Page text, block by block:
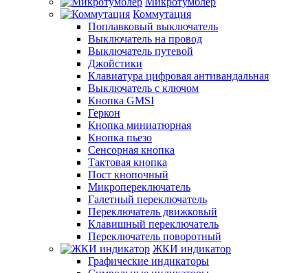
Коммутация
Поплавковый выключатель
Выключатель на провод
Выключатель путевой
Джойстики
Клавиатура цифровая антивандальная
Выключатель с ключом
Кнопка GMSI
Геркон
Кнопка миниатюрная
Кнопка пьезо
Сенсорная кнопка
Тактовая кнопка
Пост кнопочный
Микропереключатель
Галетный переключатель
Переключатель движковый
Клавишный переключатель
Переключатель поворотный
ЖКИ индикатор
Графические индикаторы